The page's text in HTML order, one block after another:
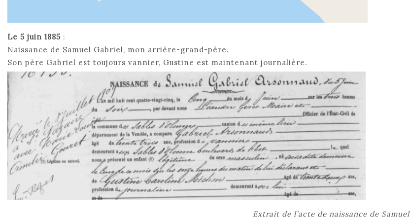
Le 5 juin 1885 :
Naissance de Samuel Gabriel, mon arrière-grand-père.
Son père Gabriel est toujours vannier, Gustine est maintenant journalière.
Extrait de l’acte de naissance de Samuel